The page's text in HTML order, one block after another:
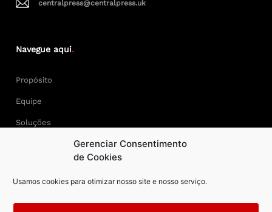
Gerenciar Consentimento
de Cookies
Usamos cookies para otimizar nosso site e nosso serviço.
centralpress@centralpress.uk
Navegue aqui.
Propósito
Equipe
Soluções